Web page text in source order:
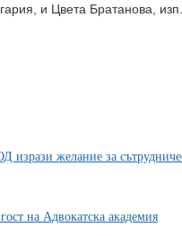
и Цвета Братанова,
изрази желание за
на Адвокатска академия